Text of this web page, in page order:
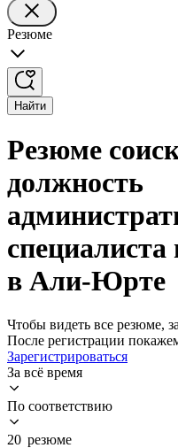
Резюме
Найти
Резюме
должность
в Али-Юрте
Чтобы видеть все резюме,
После регистрации
Зарегистрироваться
За всё время
По соответствию
20 резюме